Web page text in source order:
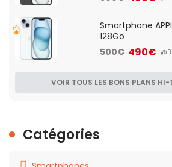
Smartphone
128Go
500€ 490€
VOIR TOUS LES BONS PLANS HI-
Catégories